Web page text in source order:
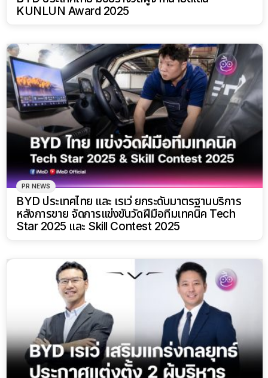
KUNLUN Award 2025
PR NEWS
BYD ประเทศไทย และ เรเว่ ยกระดับมาตรฐานบริการ
หลังการขาย จัดการแข่งขันวัดฝีมือทีมเทคนิค Tech
Star 2025 และ Skill Contest 2025